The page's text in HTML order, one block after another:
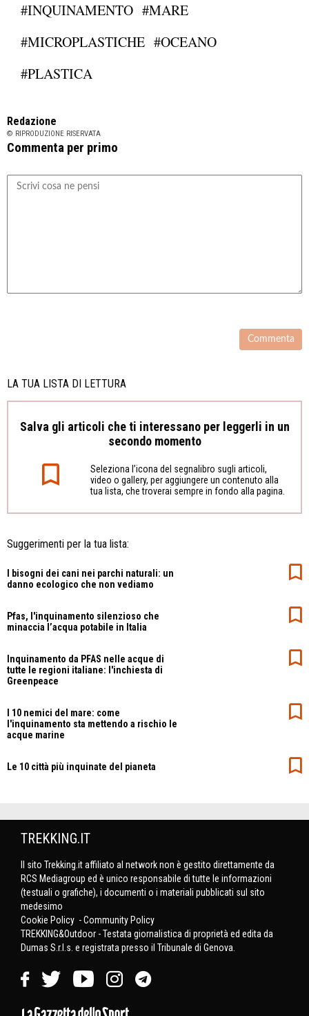
#INQUINAMENTO #MARE
#MICROPLASTICHE #OCEANO
#PLASTICA
Redazione
© RIPRODUZIONE RISERVATA
Commenta per primo
LA TUA LISTA DI LETTURA
Salva gli articoli che ti interessano per leggerli in un
secondo momento
Seleziona l’icona del segnalibro sugli articoli,
video o gallery, per aggiungere un contenuto alla
tua lista, che troverai sempre in fondo alla pagina.
Suggerimenti per la tua lista:
I bisogni dei cani nei parchi naturali: un
danno ecologico che non vediamo
Pfas, l'inquinamento silenzioso che
minaccia l’acqua potabile in Italia
Inquinamento da PFAS nelle acque di
tutte le regioni italiane: l'inchiesta di
Greenpeace
I 10 nemici del mare: come
l'inquinamento sta mettendo a rischio le
acque marine
Le 10 città più inquinate del pianeta
TREKKING.IT
Il sito Trekking.it affiliato al network non è gestito direttamente da
RCS Mediagroup ed è unico responsabile di tutte le informazioni
(testuali o grafiche), i documenti o i materiali pubblicati sul sito
medesimo
Cookie Policy -Community Policy
TREKKING&Outdoor - Testata giornalistica di proprietà ed edita da
Dumas S.r.l.s. e registrata presso il Tribunale di Genova.